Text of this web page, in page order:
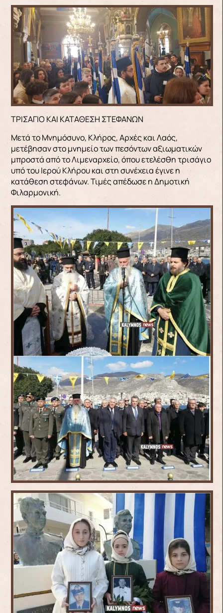
ΤΡΙΣΑΓΙΟ ΚΑΙ ΚΑΤΑΘΕΣΗ ΣΤΕΦΑΝΩΝ
Μετά το Μνημόσυνο, Κλήρος, Αρχές και Λαός,
μετέβησαν στο μνημείο των πεσόντων αξιωματικών
μπροστά από το Λιμεναρχείο, όπου ετελέσθη τρισάγιο
υπό του Ιερού Κλήρου και στη συνέχεια έγινε η
κατάθεση στεφάνων. Τιμές απέδωσε η Δημοτική
Φιλαρμονική.